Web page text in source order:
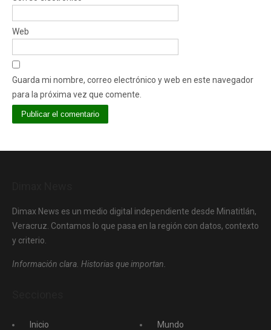
Web
Guarda mi nombre, correo electrónico y web en este navegador
para la próxima vez que comente.
Dimax News es un medio digital independiente desde Minatitlán,
Veracruz. Contamos lo que pasa en la región con datos, contexto
y criterio.
Información clara. Historias que importan.
Inicio Mundo